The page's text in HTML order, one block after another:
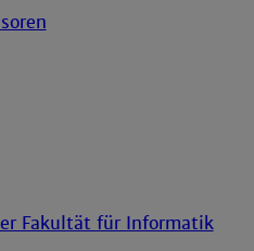
Fakultät für Informatik